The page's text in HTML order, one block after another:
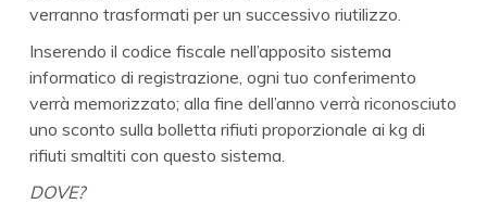
verranno trasformati per un successivo riutilizzo.
Inserendo il codice fiscale nell’apposito sistema
informatico di registrazione, ogni tuo conferimento
verrà memorizzato; alla fine dell’anno verrà riconosciuto
uno sconto sulla bolletta rifiuti proporzionale ai kg di
rifiuti smaltiti con questo sistema.
DOVE?